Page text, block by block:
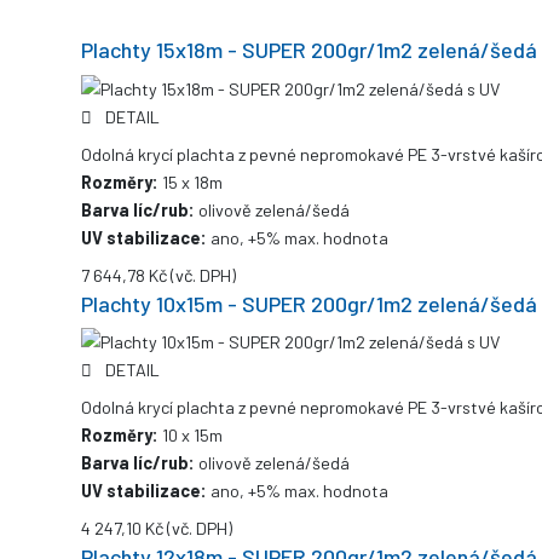
Plachty 15x18m - SUPER 200gr/1m2 zelená/šedá
DETAIL
Odolná krycí plachta z pevné nepromokavé PE 3-vrstvé
Rozměry: 15 x 18m
Barva líc/rub: olivově zelená/šedá
UV stabilizace: ano, +5% max. hodnota
7 644,78 Kč(vč. DPH)
Plachty 10x15m - SUPER 200gr/1m2 zelená/šedá
DETAIL
Odolná krycí plachta z pevné nepromokavé PE 3-vrstvé
Rozměry: 10 x 15m
Barva líc/rub: olivově zelená/šedá
UV stabilizace: ano, +5% max. hodnota
4 247,10 Kč(vč. DPH)